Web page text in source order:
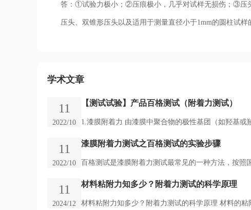
答：①试验力极小；②压痕极小，几乎对试样无损伤；③压
压头、双锥形压头以及适用于测量直径小于1mm的圆柱试样
学术文章
11
2022/10
【测试试验】产品百格测试（附着力测试）
1.漆膜附着力 由漆膜中聚合物的极性基团（如羟基
11
2022/10
漆膜附着力测试之百格测试的实验步骤
百格测试是漆膜附着力测试最常见的一种方法，按照
11
2024/12
材料粘附力知多少？附着力测试的科学原理
材料粘附力知多少？附着力测试的科学原理 材料的